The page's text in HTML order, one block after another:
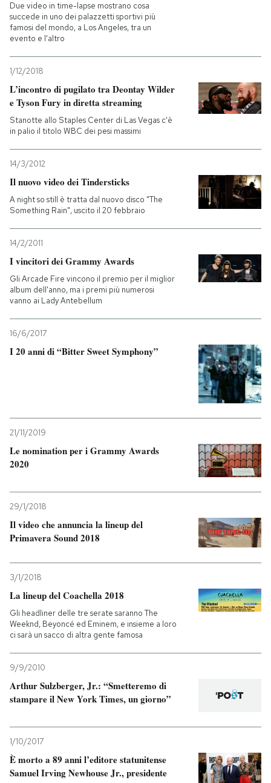
Due video in time-lapse mostrano cosa
succede in uno dei palazzetti sportivi più
famosi del mondo, a Los Angeles, tra un
evento e l'altro
1/12/2018
L’incontro di pugilato tra Deontay Wilder
e Tyson Fury in diretta streaming
Stanotte allo Staples Center di Las Vegas c'è
in palio il titolo WBC dei pesi massimi
14/3/2012
Il nuovo video dei Tindersticks
A night so still è tratta dal nuovo disco "The
Something Rain", uscito il 20 febbraio
14/2/2011
I vincitori dei Grammy Awards
Gli Arcade Fire vincono il premio per il miglior
album dell'anno, ma i premi più numerosi
vanno ai Lady Antebellum
16/6/2017
I 20 anni di “Bitter Sweet Symphony”
21/11/2019
Le nomination per i Grammy Awards
2020
29/1/2018
Il video che annuncia la lineup del
Primavera Sound 2018
3/1/2018
La lineup del Coachella 2018
Gli headliner delle tre serate saranno The
Weeknd, Beyoncé ed Eminem, e insieme a loro
ci sarà un sacco di altra gente famosa
9/9/2010
Arthur Sulzberger, Jr.: “Smetteremo di
stampare il New York Times, un giorno”
1/10/2017
È morto a 89 anni l’editore statunitense
Samuel Irving Newhouse Jr., presidente